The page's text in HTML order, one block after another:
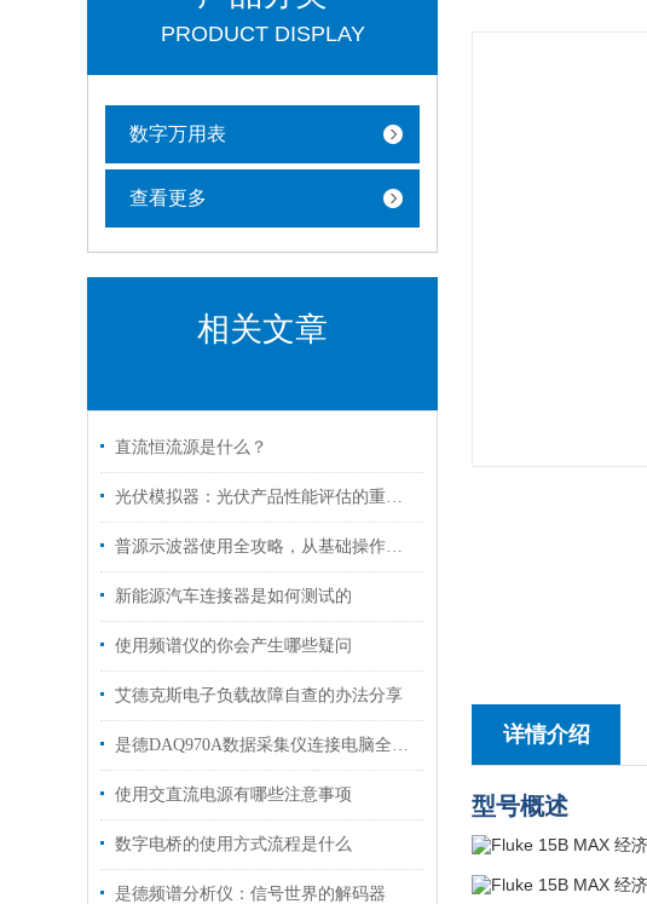
PRODUCT DISPLAY
数字万用表
查看更多
相关文章
直流恒流源是什么？
光伏模拟器：光伏产品性能评估的重要工具
普源示波器使用全攻略，从基础操作到高级应用
新能源汽车连接器是如何测试的
使用频谱仪的你会产生哪些疑问
艾德克斯电子负载故障自查的办法分享
是德DAQ970A数据采集仪连接电脑全攻略
使用交直流电源有哪些注意事项
数字电桥的使用方式流程是什么
是德频谱分析仪：信号世界的解码器
详情介绍
型号概述